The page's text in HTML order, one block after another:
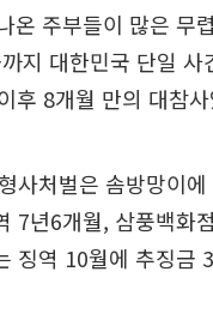
온 주부들이 많은 무
지 대한민국 단일 사
후 8개월 만의 대참
사처벌은 솜방망이
7년6개월, 삼풍백화
징역 10월에 추징금